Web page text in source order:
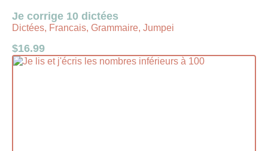
Je corrige 10 dictées
Dictées, Francais, Grammaire, Jumpei
$16.99